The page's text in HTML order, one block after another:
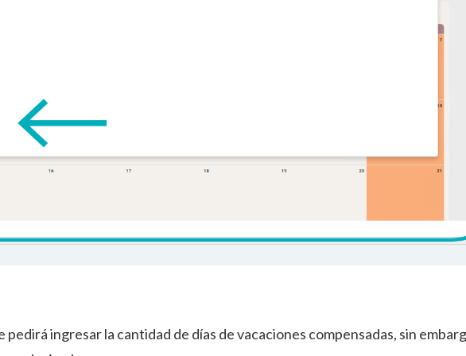
pedirá ingresar la cantidad de días de vacaciones compensadas, sin